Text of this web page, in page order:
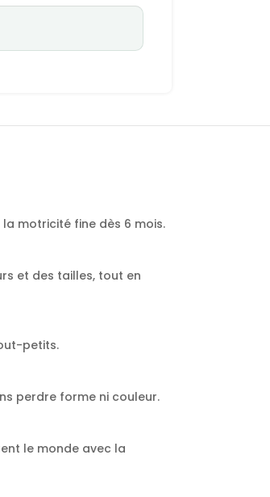
motricité fine dès 6 mois.
et des tailles, tout en
petits.
perdre forme ni couleur.
le monde avec la